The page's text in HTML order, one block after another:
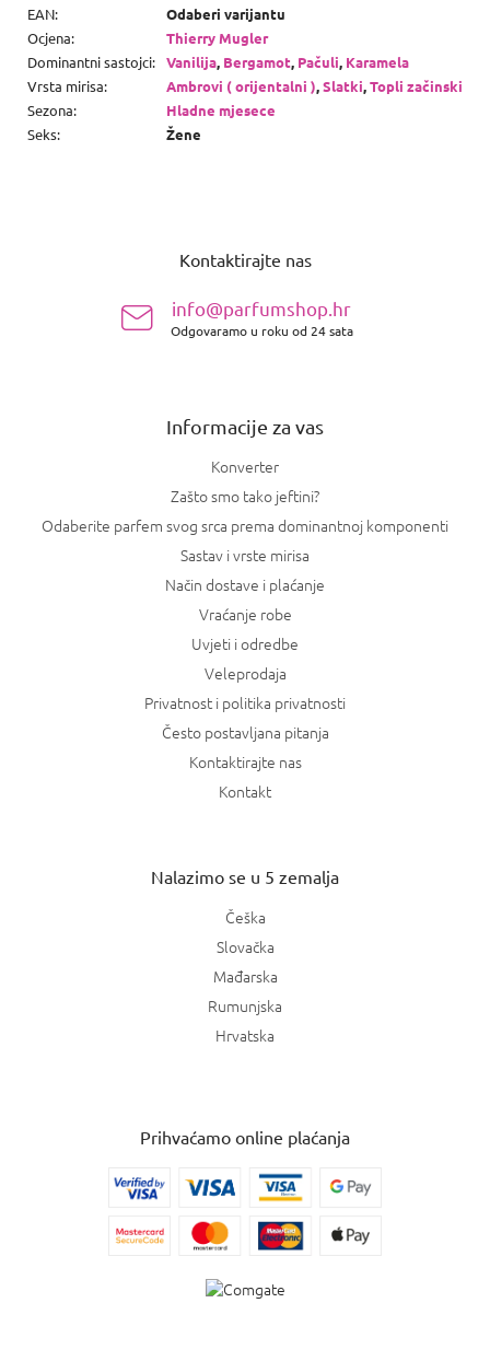
EAN:
Odaberi varijantu
Ocjena:
Thierry Mugler
Dominantni sastojci: Vanilija, Bergamot, Pačuli, Karamela
Vrsta mirisa: Ambrovi ( orijentalni ),Slatki,Topli začinski
Sezona:
Hladne mjesece
Seks: Žene
Kontaktirajte nas
info@parfumshop.hr
Odgovaramo u roku od 24 sata
Informacije za vas
Konverter
Zašto smo tako jeftini?
Odaberite parfem svog srca prema dominantnoj komponenti
Sastav i vrste mirisa
Način dostave i plaćanje
Vraćanje robe
Uvjeti i odredbe
Veleprodaja
Privatnost i politika privatnosti
Često postavljana pitanja
Kontaktirajte nas
Kontakt
Nalazimo se u 5 zemalja
Češka
Slovačka
Mađarska
Rumunjska
Hrvatska
Prihvaćamo online plaćanja